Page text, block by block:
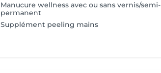
Manucure wellness avec ou sans vernis/semi-
permanent
Supplément peeling mains